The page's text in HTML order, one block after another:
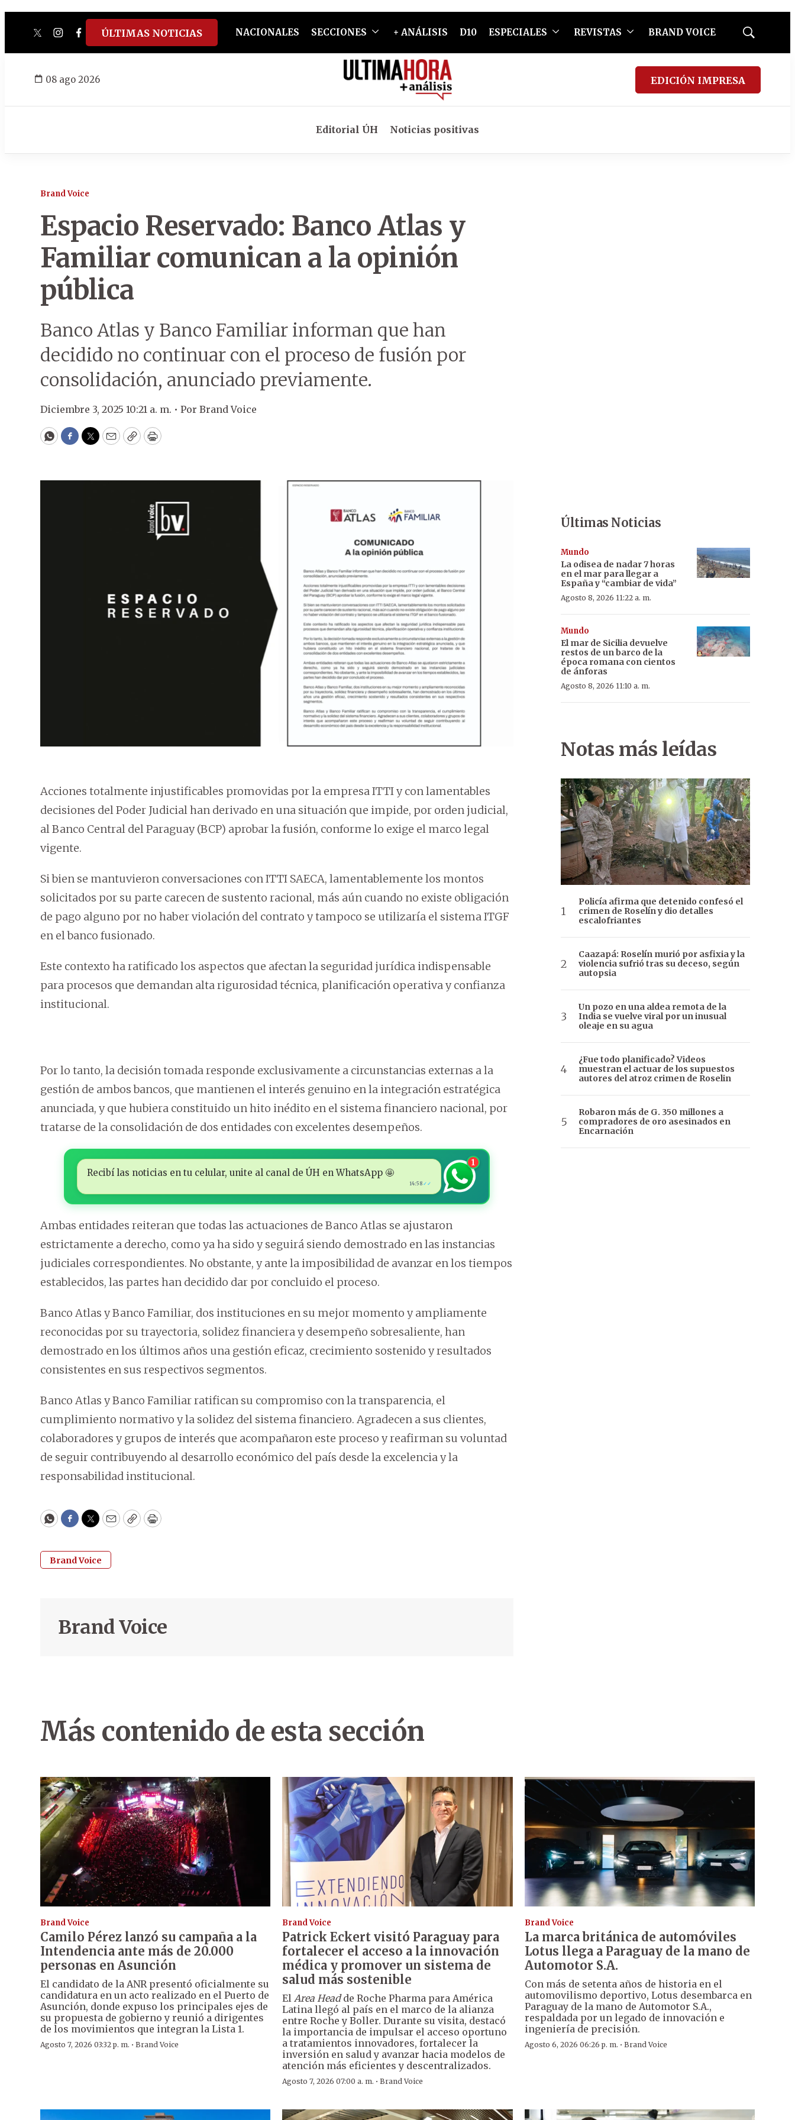
twitterinstagram
facebook
tiktokyoutube
spotify
ÚLTIMAS NOTICIAS NACIONALES SECCIONES + ANÁLISIS D10 ESPECIALES REVISTAS BRAND VOICE
Mostrar
08 ago 2026 EDICIÓN IMPRESA
Editorial ÚH Noticias positivas
Brand Voice
Espacio Reservado: Banco Atlas y
Familiar comunican a la opinión
pública
Banco Atlas y Banco Familiar informan que han
decidido no continuar con el proceso de fusión por
consolidación, anunciado previamente.
Diciembre 3, 2025 10:21 a. m. • Por Brand Voice
WhatsApp
Facebook
Twitter
EmailCopyPrint
Acciones totalmente injustificables promovidas por la empresa ITTI y con lamentables
decisiones del Poder Judicial han derivado en una situación que impide, por orden judicial,
al Banco Central del Paraguay (BCP) aprobar la fusión, conforme lo exige el marco legal
vigente.
Si bien se mantuvieron conversaciones con ITTI SAECA, lamentablemente los montos
solicitados por su parte carecen de sustento racional, más aún cuando no existe obligación
de pago alguno por no haber violación del contrato y tampoco se utilizaría el sistema ITGF
en el banco fusionado.
Este contexto ha ratificado los aspectos que afectan la seguridad jurídica indispensable
para procesos que demandan alta rigurosidad técnica, planificación operativa y confianza
institucional.
Por lo tanto, la decisión tomada responde exclusivamente a circunstancias externas a la
gestión de ambos bancos, que mantienen el interés genuino en la integración estratégica
anunciada, y que hubiera constituido un hito inédito en el sistema financiero nacional, por
tratarse de la consolidación de dos entidades con excelentes desempeños.
Recibí las noticias en tu celular, unite al canal de ÚH en WhatsApp 🤩
14:58 ✓✓
1
Ambas entidades reiteran que todas las actuaciones de Banco Atlas se ajustaron
estrictamente a derecho, como ya ha sido y seguirá siendo demostrado en las instancias
judiciales correspondientes. No obstante, y ante la imposibilidad de avanzar en los tiempos
establecidos, las partes han decidido dar por concluido el proceso.
Banco Atlas y Banco Familiar, dos instituciones en su mejor momento y ampliamente
reconocidas por su trayectoria, solidez financiera y desempeño sobresaliente, han
demostrado en los últimos años una gestión eficaz, crecimiento sostenido y resultados
consistentes en sus respectivos segmentos.
Banco Atlas y Banco Familiar ratifican su compromiso con la transparencia, el
cumplimiento normativo y la solidez del sistema financiero. Agradecen a sus clientes,
colaboradores y grupos de interés que acompañaron este proceso y reafirman su voluntad
de seguir contribuyendo al desarrollo económico del país desde la excelencia y la
responsabilidad institucional.
WhatsApp
Facebook
Twitter
EmailCopyPrint
Brand Voice
Brand Voice
Últimas Noticias
Mundo
La odisea de nadar 7 horas
en el mar para llegar a
España y “cambiar de vida”
Agosto 8, 2026 11:22 a. m.
Mundo
El mar de Sicilia devuelve
restos de un barco de la
época romana con cientos
de ánforas
Agosto 8, 2026 11:10 a. m.
Notas más leídas
Policía afirma que detenido confesó el
crimen de Roselín y dio detalles
escalofriantes
Caazapá: Roselín murió por asfixia y la
violencia sufrió tras su deceso, según
autopsia
Un pozo en una aldea remota de la
India se vuelve viral por un inusual
oleaje en su agua
¿Fue todo planificado? Videos
muestran el actuar de los supuestos
autores del atroz crimen de Roselin
Robaron más de G. 350 millones a
compradores de oro asesinados en
Encarnación
Más contenido de esta sección
Brand Voice
Camilo Pérez lanzó su campaña a la
Intendencia ante más de 20.000
personas en Asunción
El candidato de la ANR presentó oficialmente su
candidatura en un acto realizado en el Puerto de
Asunción, donde expuso los principales ejes de
su propuesta de gobierno y reunió a dirigentes
de los movimientos que integran la Lista 1.
Agosto 7, 2026 03:32 p. m. · Brand Voice
Brand Voice
Patrick Eckert visitó Paraguay para
fortalecer el acceso a la innovación
médica y promover un sistema de
salud más sostenible
El Area Headde Roche Pharma para América
Latina llegó al país en el marco de la alianza
entre Roche y Boller. Durante su visita, destacó
la importancia de impulsar el acceso oportuno
a tratamientos innovadores, fortalecer la
inversión en salud y avanzar hacia modelos de
atención más eficientes y descentralizados.
Agosto 7, 2026 07:00 a. m. ·Brand Voice
Brand Voice
La marca británica de automóviles
Lotus llega a Paraguay de la mano de
Automotor S.A.
Con más de setenta años de historia en el
automovilismo deportivo, Lotus desembarca en
Paraguay de la mano de Automotor S.A.,
respaldada por un legado de innovación e
ingeniería de precisión.
Agosto 6, 2026 06:26 p. m. · Brand Voice